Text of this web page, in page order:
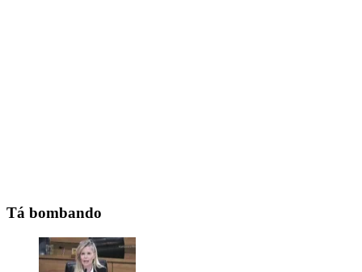
Tá bombando